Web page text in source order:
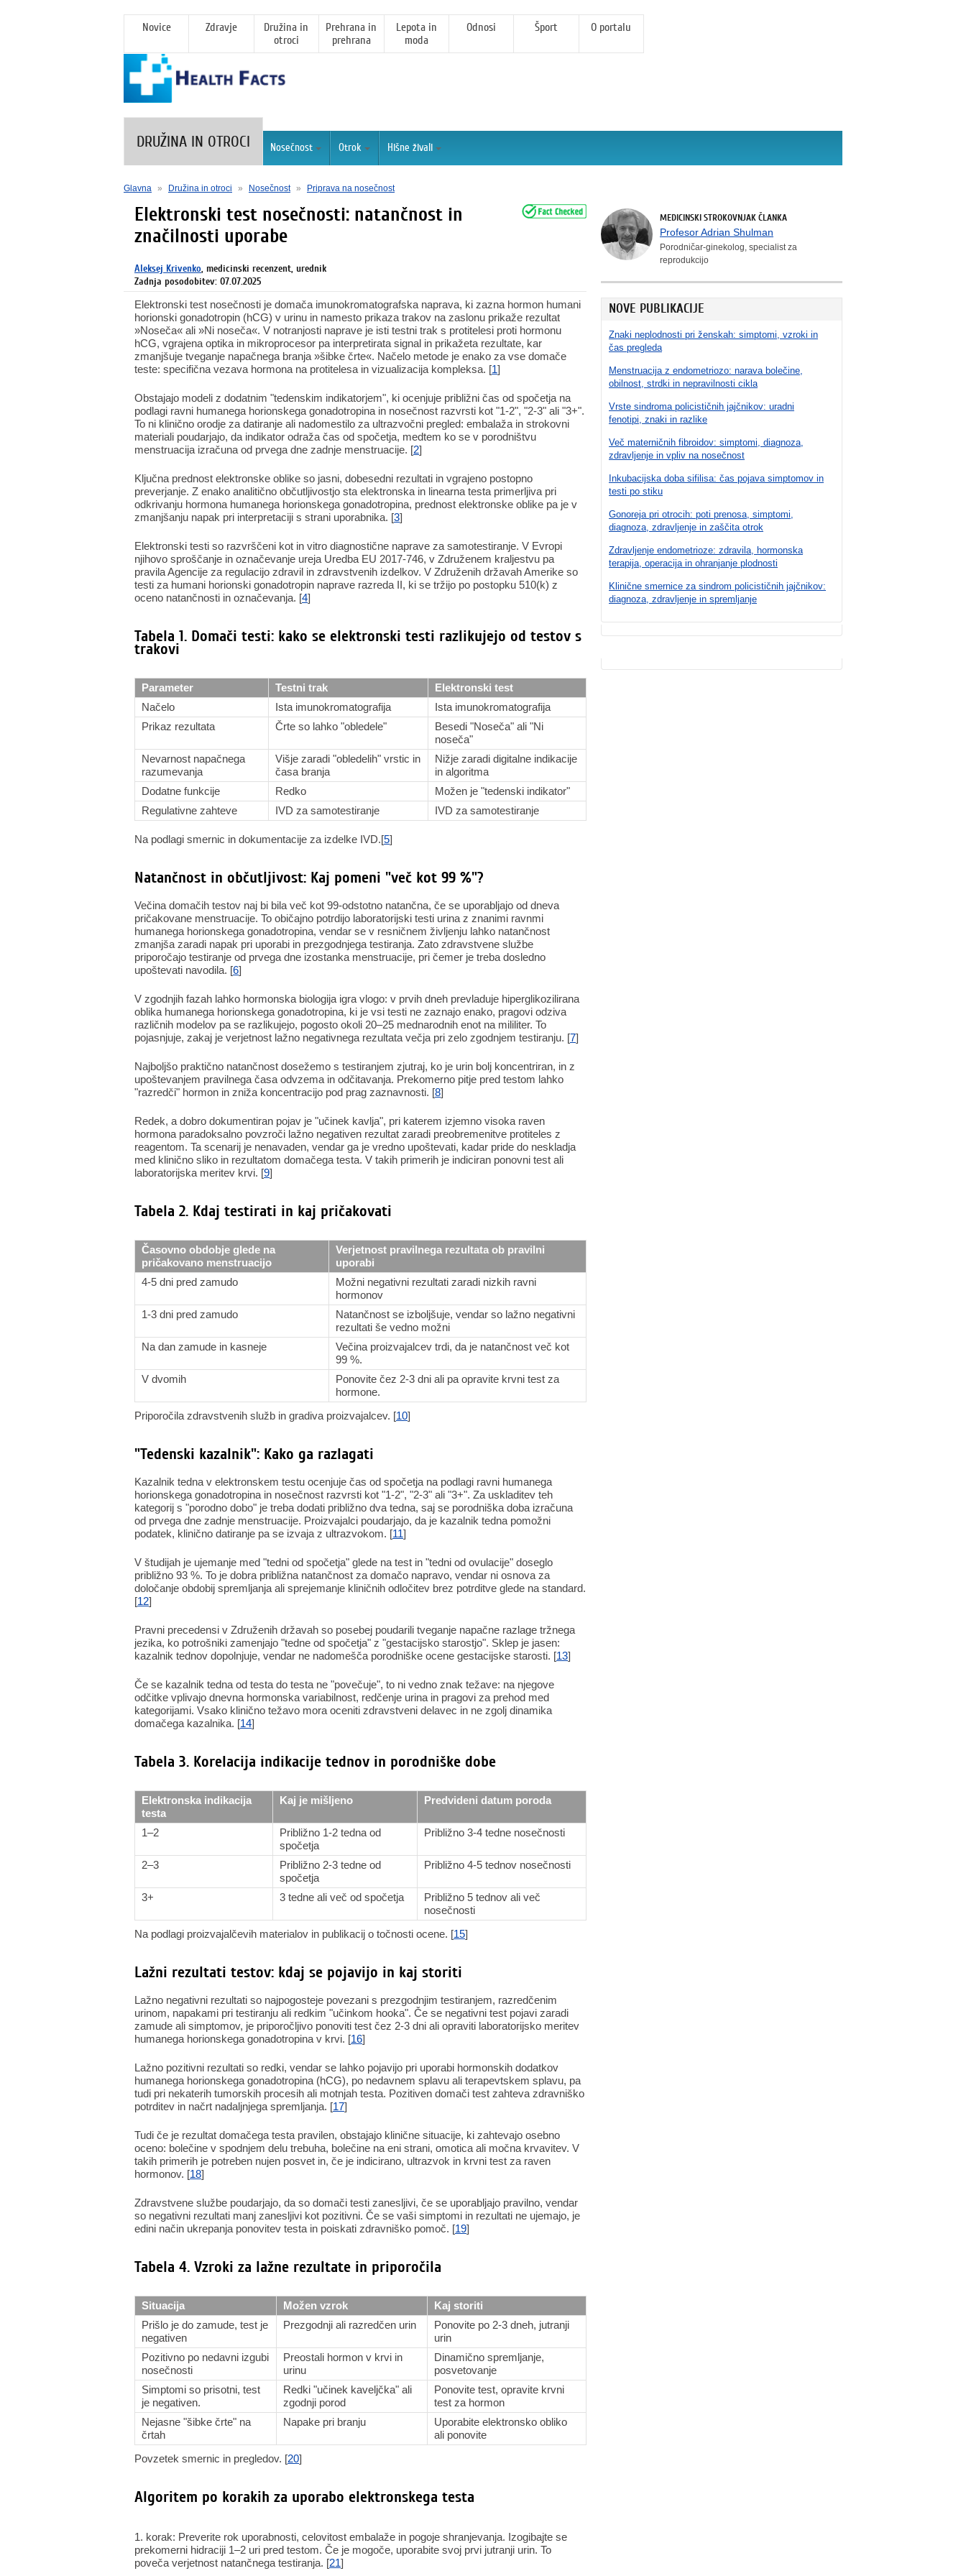
Novice Zdravje
Družina in
otroci
Prehrana in
prehrana
Lepota in
moda
Odnosi Šport O portalu
DRUŽINA IN OTROCI Nosečnost Otrok Hišne živali
Glavna » Družina in otroci » Nosečnost » Priprava na nosečnost
MEDICINSKI STROKOVNJAK ČLANKA
Profesor Adrian Shulman
Porodničar-ginekolog, specialist za
reprodukcijo
NOVE PUBLIKACIJE
Znaki neplodnosti pri ženskah: simptomi, vzroki in
čas pregleda
Menstruacija z endometriozo: narava bolečine,
obilnost, strdki in nepravilnosti cikla
Vrste sindroma policističnih jajčnikov: uradni
fenotipi, znaki in razlike
Več materničnih fibroidov: simptomi, diagnoza,
zdravljenje in vpliv na nosečnost
Inkubacijska doba sifilisa: čas pojava simptomov in
testi po stiku
Gonoreja pri otrocih: poti prenosa, simptomi,
diagnoza, zdravljenje in zaščita otrok
Zdravljenje endometrioze: zdravila, hormonska
terapija, operacija in ohranjanje plodnosti
Klinične smernice za sindrom policističnih jajčnikov:
diagnoza, zdravljenje in spremljanje
Elektronski test nosečnosti: natančnost in
značilnosti uporabe
Aleksej Krivenko, medicinski recenzent, urednik
Zadnja posodobitev: 07.07.2025
Elektronski test nosečnosti je domača imunokromatografska naprava, ki zazna hormon humani
horionski gonadotropin (hCG) v urinu in namesto prikaza trakov na zaslonu prikaže rezultat
»Noseča« ali »Ni noseča«. V notranjosti naprave je isti testni trak s protitelesi proti hormonu
hCG, vgrajena optika in mikroprocesor pa interpretirata signal in prikažeta rezultate, kar
zmanjšuje tveganje napačnega branja »šibke črte«. Načelo metode je enako za vse domače
teste: specifična vezava hormona na protitelesa in vizualizacija kompleksa. [1]
Obstajajo modeli z dodatnim "tedenskim indikatorjem", ki ocenjuje približni čas od spočetja na
podlagi ravni humanega horionskega gonadotropina in nosečnost razvrsti kot "1-2", "2-3" ali "3+".
To ni klinično orodje za datiranje ali nadomestilo za ultrazvočni pregled: embalaža in strokovni
materiali poudarjajo, da indikator odraža čas od spočetja, medtem ko se v porodništvu
menstruacija izračuna od prvega dne zadnje menstruacije. [2]
Ključna prednost elektronske oblike so jasni, dobesedni rezultati in vgrajeno postopno
preverjanje. Z enako analitično občutljivostjo sta elektronska in linearna testa primerljiva pri
odkrivanju hormona humanega horionskega gonadotropina, prednost elektronske oblike pa je v
zmanjšanju napak pri interpretaciji s strani uporabnika. [3]
Elektronski testi so razvrščeni kot in vitro diagnostične naprave za samotestiranje. V Evropi
njihovo sproščanje in označevanje ureja Uredba EU 2017-746, v Združenem kraljestvu pa
pravila Agencije za regulacijo zdravil in zdravstvenih izdelkov. V Združenih državah Amerike so
testi za humani horionski gonadotropin naprave razreda II, ki se tržijo po postopku 510(k) z
oceno natančnosti in označevanja. [4]
Tabela 1. Domači testi: kako se elektronski testi razlikujejo od testov s
trakovi
Parameter Testni trak
Elektronski test
Načelo
Ista imunokromatografija
Ista imunokromatografija
Prikaz rezultata
Črte so lahko "obledele"
Besedi "Noseča" ali "Ni
noseča"
Nevarnost napačnega
razumevanja
Višje zaradi "obledelih" vrstic in
časa branja
Nižje zaradi digitalne indikacije
in algoritma
Dodatne funkcije
Redko
Možen je "tedenski indikator"
Regulativne zahteve
IVD za samotestiranje IVD za samotestiranje
Na podlagi smernic in dokumentacije za izdelke IVD.[5]
Natančnost in občutljivost: Kaj pomeni "več kot 99 %"?
Večina domačih testov naj bi bila več kot 99-odstotno natančna, če se uporabljajo od dneva
pričakovane menstruacije. To običajno potrdijo laboratorijski testi urina z znanimi ravnmi
humanega horionskega gonadotropina, vendar se v resničnem življenju lahko natančnost
zmanjša zaradi napak pri uporabi in prezgodnjega testiranja. Zato zdravstvene službe
priporočajo testiranje od prvega dne izostanka menstruacije, pri čemer je treba dosledno
upoštevati navodila. [6]
V zgodnjih fazah lahko hormonska biologija igra vlogo: v prvih dneh prevladuje hiperglikozilirana
oblika humanega horionskega gonadotropina, ki je vsi testi ne zaznajo enako, pragovi odziva
različnih modelov pa se razlikujejo, pogosto okoli 20–25 mednarodnih enot na mililiter. To
pojasnjuje, zakaj je verjetnost lažno negativnega rezultata večja pri zelo zgodnjem testiranju. [7]
Najboljšo praktično natančnost dosežemo s testiranjem zjutraj, ko je urin bolj koncentriran, in z
upoštevanjem pravilnega časa odvzema in odčitavanja. Prekomerno pitje pred testom lahko
"razredči" hormon in zniža koncentracijo pod prag zaznavnosti. [8]
Redek, a dobro dokumentiran pojav je "učinek kavlja", pri katerem izjemno visoka raven
hormona paradoksalno povzroči lažno negativen rezultat zaradi preobremenitve protiteles z
reagentom. Ta scenarij je nenavaden, vendar ga je vredno upoštevati, kadar pride do neskladja
med klinično sliko in rezultatom domačega testa. V takih primerih je indiciran ponovni test ali
laboratorijska meritev krvi. [9]
Tabela 2. Kdaj testirati in kaj pričakovati
Časovno obdobje glede na
pričakovano menstruacijo
Verjetnost pravilnega rezultata ob pravilni
uporabi
4-5 dni pred zamudo
Možni negativni rezultati zaradi nizkih ravni
hormonov
1-3 dni pred zamudo
Natančnost se izboljšuje, vendar so lažno negativni
rezultati še vedno možni
Na dan zamude in kasneje
Večina proizvajalcev trdi, da je natančnost več kot
99 %.
V dvomih
Ponovite čez 2-3 dni ali pa opravite krvni test za
hormone.
Priporočila zdravstvenih služb in gradiva proizvajalcev. [10]
"Tedenski kazalnik": Kako ga razlagati
Kazalnik tedna v elektronskem testu ocenjuje čas od spočetja na podlagi ravni humanega
horionskega gonadotropina in nosečnost razvrsti kot "1-2", "2-3" ali "3+". Za uskladitev teh
kategorij s "porodno dobo" je treba dodati približno dva tedna, saj se porodniška doba izračuna
od prvega dne zadnje menstruacije. Proizvajalci poudarjajo, da je kazalnik tedna pomožni
podatek, klinično datiranje pa se izvaja z ultrazvokom. [11]
V študijah je ujemanje med "tedni od spočetja" glede na test in "tedni od ovulacije" doseglo
približno 93 %. To je dobra približna natančnost za domačo napravo, vendar ni osnova za
določanje obdobij spremljanja ali sprejemanje kliničnih odločitev brez potrditve glede na standard.
[12]
Pravni precedensi v Združenih državah so posebej poudarili tveganje napačne razlage tržnega
jezika, ko potrošniki zamenjajo "tedne od spočetja" z "gestacijsko starostjo". Sklep je jasen:
kazalnik tednov dopolnjuje, vendar ne nadomešča porodniške ocene gestacijske starosti. [13]
Če se kazalnik tedna od testa do testa ne "povečuje", to ni vedno znak težave: na njegove
odčitke vplivajo dnevna hormonska variabilnost, redčenje urina in pragovi za prehod med
kategorijami. Vsako klinično težavo mora oceniti zdravstveni delavec in ne zgolj dinamika
domačega kazalnika. [14]
Tabela 3. Korelacija indikacije tednov in porodniške dobe
Elektronska indikacija
testa
Kaj je mišljeno Predvideni datum poroda
1–2
Približno 1-2 tedna od
spočetja
Približno 3-4 tedne nosečnosti
2–3
Približno 2-3 tedne od
spočetja
Približno 4-5 tednov nosečnosti
3+ 3 tedne ali več od spočetja
Približno 5 tednov ali več
nosečnosti
Na podlagi proizvajalčevih materialov in publikacij o točnosti ocene. [15]
Lažni rezultati testov: kdaj se pojavijo in kaj storiti
Lažno negativni rezultati so najpogosteje povezani s prezgodnjim testiranjem, razredčenim
urinom, napakami pri testiranju ali redkim "učinkom hooka". Če se negativni test pojavi zaradi
zamude ali simptomov, je priporočljivo ponoviti test čez 2-3 dni ali opraviti laboratorijsko meritev
humanega horionskega gonadotropina v krvi. [16]
Lažno pozitivni rezultati so redki, vendar se lahko pojavijo pri uporabi hormonskih dodatkov
humanega horionskega gonadotropina (hCG), po nedavnem splavu ali terapevtskem splavu, pa
tudi pri nekaterih tumorskih procesih ali motnjah testa. Pozitiven domači test zahteva zdravniško
potrditev in načrt nadaljnjega spremljanja. [17]
Tudi če je rezultat domačega testa pravilen, obstajajo klinične situacije, ki zahtevajo osebno
oceno: bolečine v spodnjem delu trebuha, bolečine na eni strani, omotica ali močna krvavitev. V
takih primerih je potreben nujen posvet in, če je indicirano, ultrazvok in krvni test za raven
hormonov. [18]
Zdravstvene službe poudarjajo, da so domači testi zanesljivi, če se uporabljajo pravilno, vendar
so negativni rezultati manj zanesljivi kot pozitivni. Če se vaši simptomi in rezultati ne ujemajo, je
edini način ukrepanja ponovitev testa in poiskati zdravniško pomoč. [19]
Tabela 4. Vzroki za lažne rezultate in priporočila
Situacija Možen vzrok
Kaj storiti
Prišlo je do zamude, test je
negativen
Prezgodnji ali razredčen urin
Ponovite po 2-3 dneh, jutranji
urin
Pozitivno po nedavni izgubi
nosečnosti
Preostali hormon v krvi in
urinu
Dinamično spremljanje,
posvetovanje
Simptomi so prisotni, test
je negativen.
Redki "učinek kaveljčka" ali
zgodnji porod
Ponovite test, opravite krvni
test za hormon
Nejasne "šibke črte" na
črtah
Napake pri branju
Uporabite elektronsko obliko
ali ponovite
Povzetek smernic in pregledov. [20]
Algoritem po korakih za uporabo elektronskega testa
1. korak: Preverite rok uporabnosti, celovitost embalaže in pogoje shranjevanja. Izogibajte se
prekomerni hidraciji 1–2 uri pred testom. Če je mogoče, uporabite svoj prvi jutranji urin. To
poveča verjetnost natančnega testiranja. [21]